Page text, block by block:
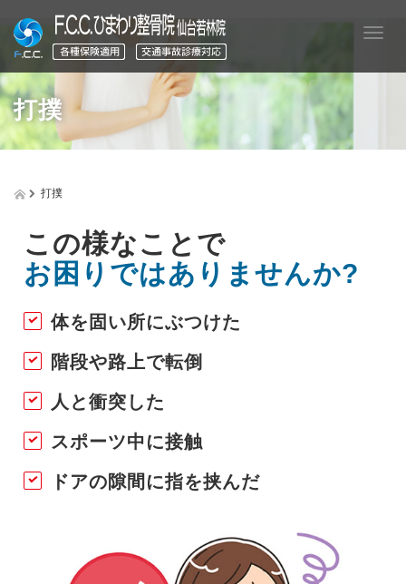
T
g
打撲
打撲
この様なことで
お困りではありませんか?
体を固い所にぶつけた
階段や路上で転倒
人と衝突した
スポーツ中に接触
ドアの隙間に指を挟んだ